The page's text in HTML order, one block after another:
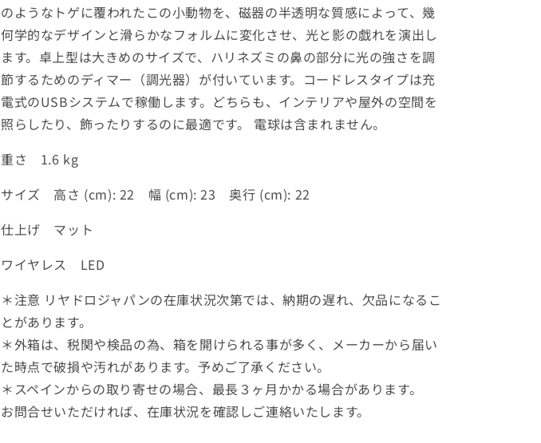
のようなトゲに覆われたこの小動物を、磁器の半透明な質感によって、幾
何学的なデザインと滑らかなフォルムに変化させ、光と影の戯れを演出し
ます。卓上型は大きめのサイズで、ハリネズミの鼻の部分に光の強さを調
節するためのディマー（調光器）が付いています。コードレスタイプは充
電式のUSBシステムで稼働します。どちらも、インテリアや屋外の空間を
照らしたり、飾ったりするのに最適です。 電球は含まれません。
重さ 1.6 kg
サイズ 高さ (cm): 22 幅 (cm): 23 奥行 (cm): 22
仕上げ マット
ワイヤレス LED
＊注意 リヤドロジャパンの在庫状況次第では、納期の遅れ、欠品になるこ
とがあります。
＊外箱は、税関や検品の為、箱を開けられる事が多く、メーカーから届い
た時点で破損や汚れがあります。予めご了承ください。
＊スペインからの取り寄せの場合、最長３ヶ月かかる場合があります。
お問合せいただければ、在庫状況を確認しご連絡いたします。